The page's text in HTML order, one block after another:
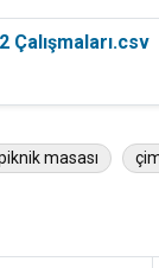
masası